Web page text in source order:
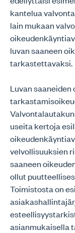
kantelua
lain mukaan
luvan saaneen
tarkastettavaksi.
Luvan
useita kertoja
velvollisuuksien
saaneen
ollut
Toimistosta on
asianmukaisella